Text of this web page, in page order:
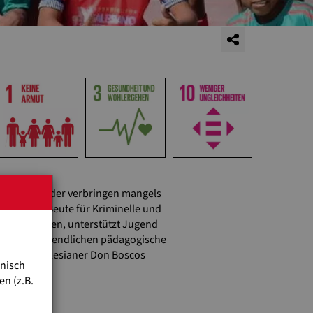
Kinder verbringen mangels
leichte Beute für Kriminelle und
ermöglichen, unterstützt Jugend
und Jugendlichen pädagogische
die Salesianer Don Boscos
(z.B.